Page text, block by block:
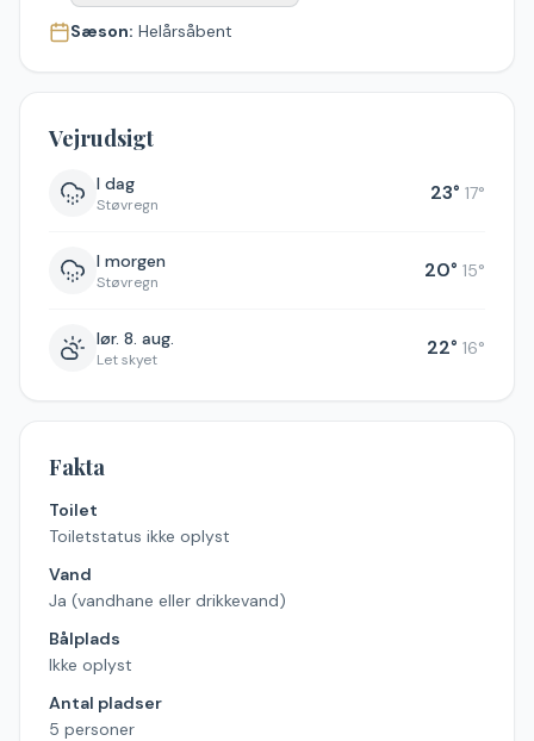
Sæson: Helårsåbent
Vejrudsigt
I dag
Støvregn 23° 17°
I morgen
Støvregn 20° 15°
lør. 8. aug.
Let skyet 22° 16°
Fakta
Toilet
Toiletstatus ikke oplyst
Vand
Ja (vandhane eller drikkevand)
Bålplads
Ikke oplyst
Antal pladser
5 personer